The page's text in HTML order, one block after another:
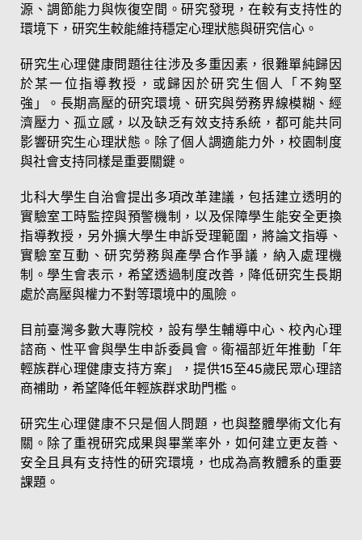
源、調節能力與恢復空間。研究發現，在較有支持性的
環境下，研究生較能維持穩定心理狀態與研究信心。
研究生心理健康問題往往涉及多重因素，很難單純歸因
於某一位指導教授，或歸因於研究生個人「不夠堅
強」。長期高壓的研究環境、研究與勞務界線模糊、經
濟壓力、孤立感，以及缺乏有效支持系統，都可能共同
影響研究生心理狀態。除了個人調適能力外，校園制度
與社會支持同樣是重要關鍵。
北科大學生自治會提出多項改革建議，包括建立透明的
實驗室工時監控與預警機制，以及保障學生能安全更換
指導教授，另外擴大學生申訴受理範圍，將論文指導、
實驗室互動、研究勞務與產學合作爭議，納入處理機
制。學生會表示，希望透過制度改善，降低研究生長期
處於高壓與權力不對等環境中的風險。
目前臺灣多數大專院校，設有學生輔導中心、校內心理
諮商、性平會與學生申訴委員會。衛福部近年推動「年
輕族群心理健康支持方案」，提供15至45歲民眾心理諮
商補助，希望降低年輕族群求助門檻。
研究生心理健康不只是個人問題，也與整體學術文化有
關。除了重視研究成果與畢業率外，如何建立更友善、
安全且具有支持性的研究環境，也成為高教體系的重要
課題。